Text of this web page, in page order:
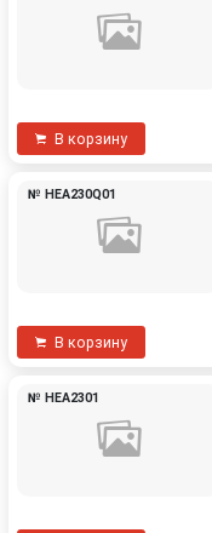
В корзину
№ HEA230Q01
В корзину
№ HEA2301